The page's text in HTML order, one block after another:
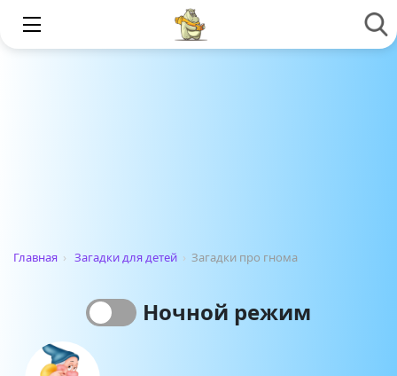
Главная › Загадки для детей › Загадки про гнома
Ночной режим